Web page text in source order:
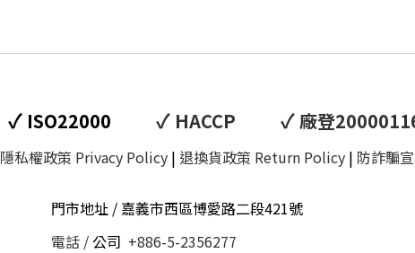
✓ISO22000 ✓HACCP ✓廠登
隱私權政策 Privacy Policy | 退換貨政策 Return Policy | 防詐騙
門市地址 / 嘉義市西區博愛路二段421號
電話 / 公司 +886-5-2356277